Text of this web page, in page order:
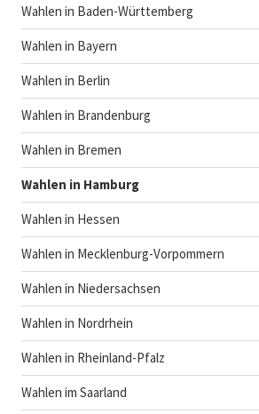
Wahlen in Baden-Württemberg
Wahlen in Bayern
Wahlen in Berlin
Wahlen in Brandenburg
Wahlen in Bremen
Wahlen in Hamburg
Wahlen in Hessen
Wahlen in Mecklenburg-Vorpommern
Wahlen in Niedersachsen
Wahlen in Nordrhein
Wahlen in Rheinland-Pfalz
Wahlen im Saarland